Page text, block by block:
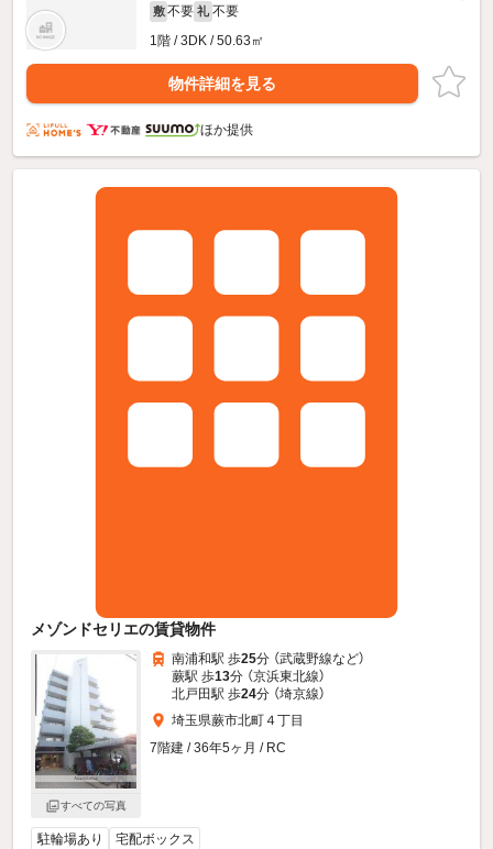
敷 不要 礼 不要
1階 / 3DK / 50.63㎡
物件詳細を見る
ほか提供
メゾンドセリエの賃貸物件
すべての写真
南浦和駅 歩25分 （武蔵野線など）
蕨駅 歩13分 （京浜東北線）
北戸田駅 歩24分 （埼京線）
埼玉県蕨市北町４丁目
7階建 / 36年5ヶ月 / RC
駐輪場あり 宅配ボックス